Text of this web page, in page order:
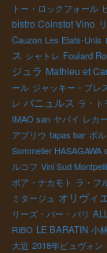
トー・ロックフォール
bistro Coinstot Vino
Cauzon Les Etats-Unis
ス シャトレ Foulard
ジュラ Mathieu et
ール ジャッキー・プレ
レ バニュルス ラ・ト
IMAO san ヤバイ レカ
アブリウ tapas bar ボ
Sommelier HASAGAWA
ルコフ Vini Sud
ポア・ナカモト ラ・フ
ミタージュ オリヴィ
リーズ・バー・パリ
RIBO LE BARATIN 小
大近 2018年ビュヴォン